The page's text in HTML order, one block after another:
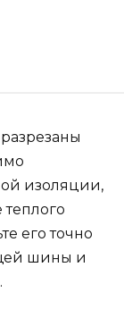
изоляции,
теплого
его точно
шины и